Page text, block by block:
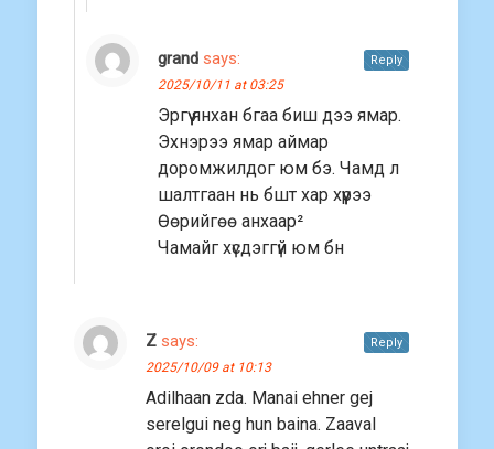
grand says:
2025/10/11 at 03:25
Эргүү янхан бгаа биш дээ ямар.
Эхнэрээ ямар аймар
доромжилдог юм бэ. Чамд л
шалтгаан нь бшт хар хүүрээ
Өөрийгөө анхаар²
Чамайг хүсдэггүй юм бн
Reply
Z says:
2025/10/09 at 10:13
Adilhaan zda. Manai ehner gej
serelgui neg hun baina. Zaaval
Reply